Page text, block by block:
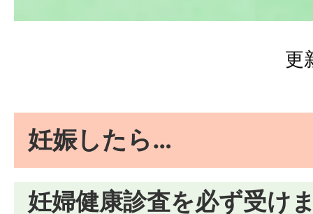
更
妊娠したら…
妊婦健康診査を必ず受け